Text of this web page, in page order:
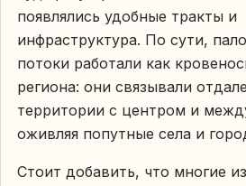
появлялись удобные тракты и
инфраструктура. По сути,
потоки работали как
региона: они связывали
территории с центром и
оживляя попутные села и
Стоит добавить, что многие